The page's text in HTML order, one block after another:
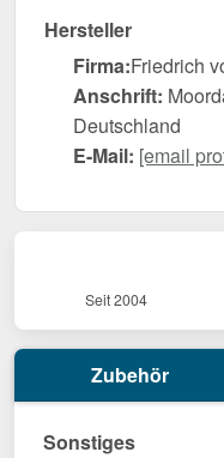
Hersteller
Firma:Friedrich
Anschrift:
Deutschland
E-Mail: [email
Seit 2004
Zubehör
Sonstiges